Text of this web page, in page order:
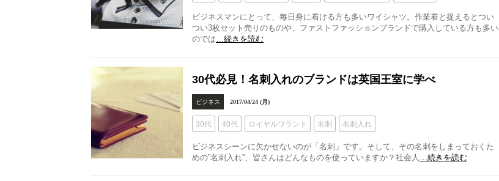
ビジネスマンにとって、毎日身に着ける方も多いワイシャツ。作業着と捉えるとつい
つい3枚セット売りのものや、ファストファッションブランドで購入している方も多い
のでは…続きを読む
30代必見！名刺入れのブランドは英国王室に学べ
ビジネス 2017/04/24 (月)
30代 40代 ロイヤルワラント 名刺 名刺入れ
ビジネスシーンに欠かせないのが「名刺」です。そして、その名刺をしまっておくた
めの”名刺入れ”、皆さんはどんなものを使っていますか？社会人 …続きを読む